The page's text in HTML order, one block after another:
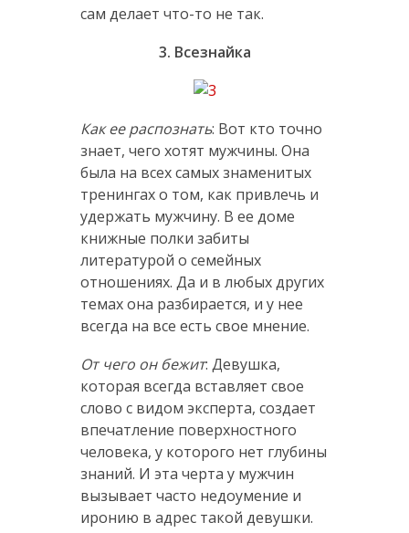
сам делает что-то не так.
3. Всезнайка
Как ее распознать: Вот кто точно
знает, чего хотят мужчины. Она
была на всех самых знаменитых
тренингах о том, как привлечь и
удержать мужчину. В ее доме
книжные полки забиты
литературой о семейных
отношениях. Да и в любых других
темах она разбирается, и у нее
всегда на все есть свое мнение.
От чего он бежит: Девушка,
которая всегда вставляет свое
слово с видом эксперта, создает
впечатление поверхностного
человека, у которого нет глубины
знаний. И эта черта у мужчин
вызывает часто недоумение и
иронию в адрес такой девушки.